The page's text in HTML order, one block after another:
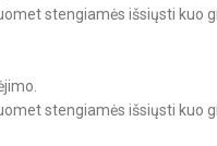
stengiamės išsiųsti kuo
stengiamės išsiųsti kuo